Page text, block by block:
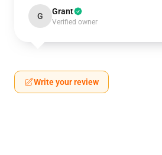
G Grant
Verified owner
Write your review